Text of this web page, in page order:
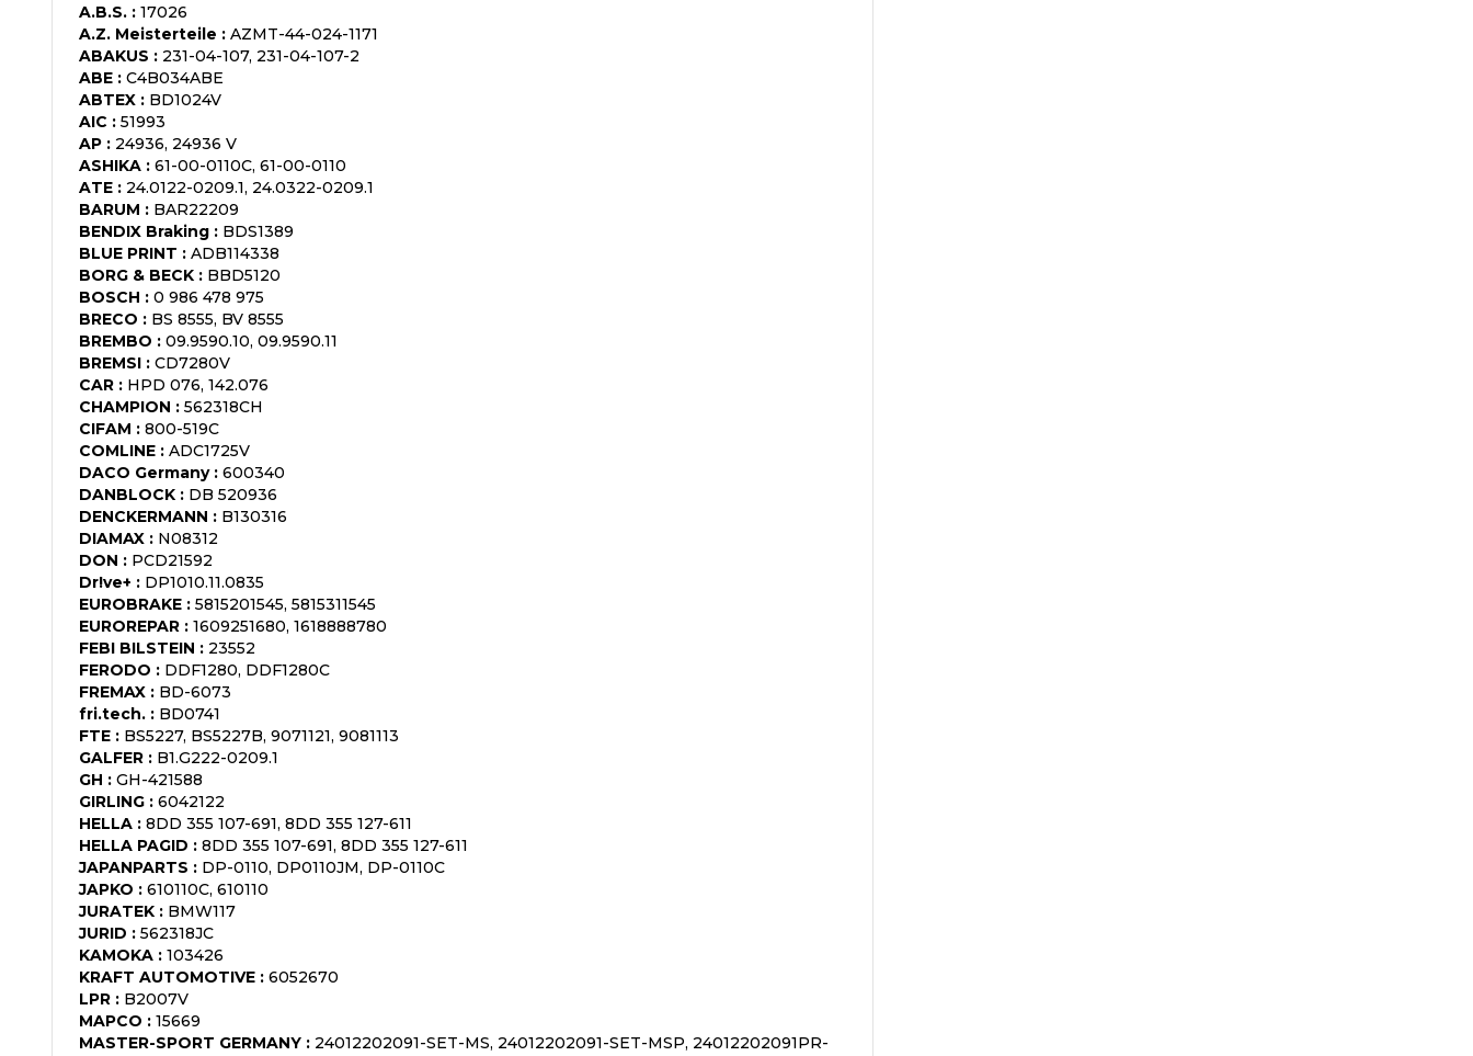
A.B.S. : 17026
A.Z. Meisterteile : AZMT-44-024-1171
ABAKUS : 231-04-107, 231-04-107-2
ABE : C4B034ABE
ABTEX : BD1024V
AIC : 51993
AP : 24936, 24936 V
ASHIKA : 61-00-0110C, 61-00-0110
ATE : 24.0122-0209.1, 24.0322-0209.1
BARUM : BAR22209
BENDIX Braking : BDS1389
BLUE PRINT : ADB114338
BORG & BECK : BBD5120
BOSCH : 0 986 478 975
BRECO : BS 8555, BV 8555
BREMBO : 09.9590.10, 09.9590.11
BREMSI : CD7280V
CAR : HPD 076, 142.076
CHAMPION : 562318CH
CIFAM : 800-519C
COMLINE : ADC1725V
DACO Germany: 600340
DANBLOCK : DB 520936
DENCKERMANN : B130316
DIAMAX : N08312
DON : PCD21592
Dr!ve+ : DP1010.11.0835
EUROBRAKE : 5815201545, 5815311545
EUROREPAR : 1609251680, 1618888780
FEBI BILSTEIN : 23552
FERODO : DDF1280, DDF1280C
FREMAX : BD-6073
fri.tech. : BD0741
FTE : BS5227, BS5227B, 9071121, 9081113
GALFER : B1.G222-0209.1
GH : GH-421588
GIRLING : 6042122
HELLA : 8DD 355 107-691, 8DD 355 127-611
HELLA PAGID : 8DD 355 107-691, 8DD 355 127-611
JAPANPARTS : DP-0110, DP0110JM, DP-0110C
JAPKO : 610110C, 610110
JURATEK : BMW117
JURID : 562318JC
KAMOKA : 103426
KRAFT AUTOMOTIVE : 6052670
LPR : B2007V
MAPCO : 15669
MASTER-SPORT GERMANY : 24012202091-SET-MS, 24012202091-SET-MSP, 24012202091PR-